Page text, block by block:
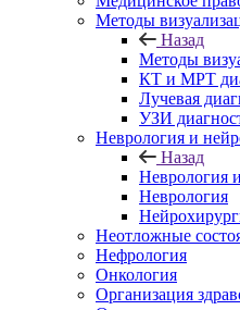
Методы
Назад
Методы
КТ и МРТ
Лучевая
УЗИ
Неврология и
Назад
Неврология
Неврология
Неотложные
Нефрология
Онкология
Организация